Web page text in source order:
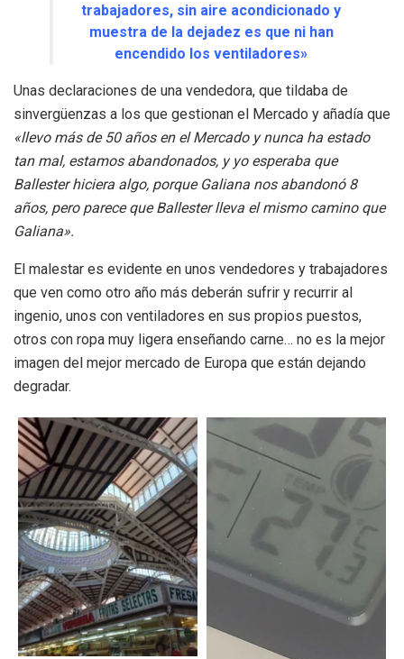
trabajadores, sin aire acondicionado y
muestra de la dejadez es que ni han
encendido los ventiladores»
Unas declaraciones de una vendedora, que tildaba de
sinvergüenzas a los que gestionan el Mercado y añadía que
«llevo más de 50 años en el Mercado y nunca ha estado
tan mal, estamos abandonados, y yo esperaba que
Ballester hiciera algo, porque Galiana nos abandonó 8
años, pero parece que Ballester lleva el mismo camino que
Galiana».
El malestar es evidente en unos vendedores y trabajadores
que ven como otro año más deberán sufrir y recurrir al
ingenio, unos con ventiladores en sus propios puestos,
otros con ropa muy ligera enseñando carne… no es la mejor
imagen del mejor mercado de Europa que están dejando
degradar.